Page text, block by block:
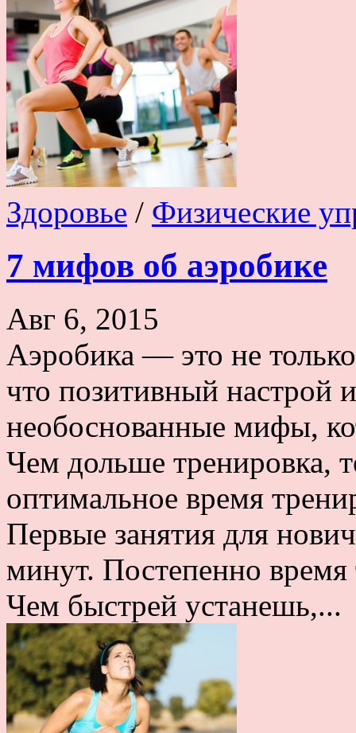
Здоровье / Физические
7 мифов об аэробике
Авг 6, 2015
Аэробика — это не
что позитивный настрой
необоснованные мифы,
Чем дольше тренировка,
оптимальное время
Первые занятия для
минут. Постепенно время
Чем быстрей устанешь,...